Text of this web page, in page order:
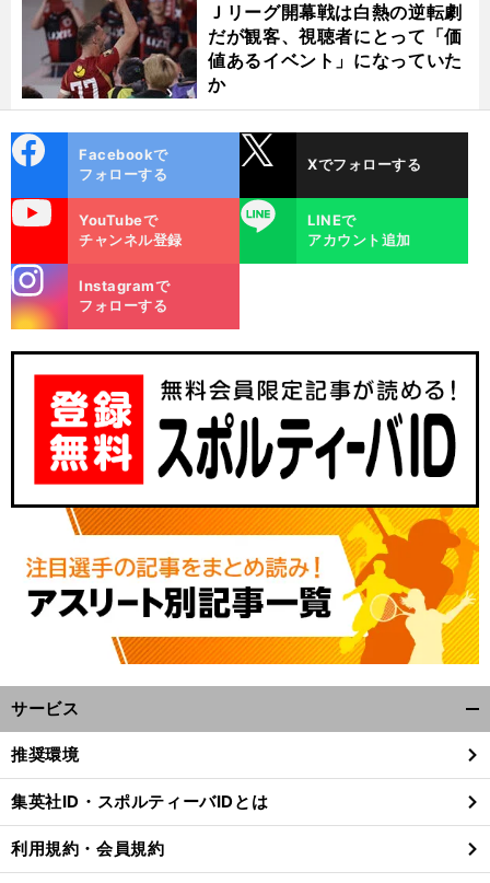
Ｊリーグ開幕戦は白熱の逆転劇
だが観客、視聴者にとって「価
値あるイベント」になっていた
か
ok
Facebookで
フォローする
Xでフォローする
YouTubeで
チャンネル登録
LINE
LINEで
アカウント追加
m
Instagramで
フォローする
サービス
閉
る
推奨環境
集英社ID・スポルティーバIDとは
利用規約・会員規約